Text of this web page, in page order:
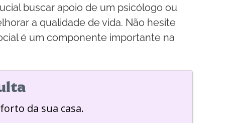
buscar apoio de um psicólogo ou
a qualidade de vida. Não hesite
é um componente importante na
da sua casa.